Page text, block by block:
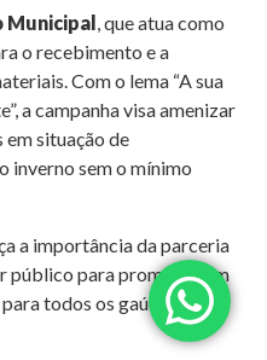
Municipal, que atua como
o recebimento e a
Com o lema “A sua
a campanha visa amenizar
situação de
inverno sem o mínimo
a importância da parceria
público para promover um
todos os gaúchos.